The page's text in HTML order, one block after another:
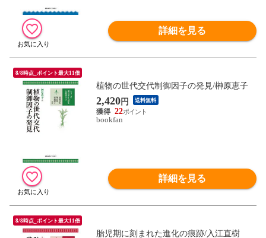
詳細を見る
8/8時点_ポイント最大11倍
植物の世代交代制御因子の発見/榊原恵子
2,420円 送料無料
22
bookfan
詳細を見る
8/8時点_ポイント最大11倍
胎児期に刻まれた進化の痕跡/入江直樹